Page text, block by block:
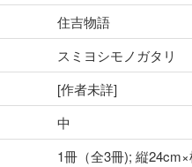
住吉物語
スミヨシモノガタリ
[作者未詳]
中
1冊（全3冊); 縦